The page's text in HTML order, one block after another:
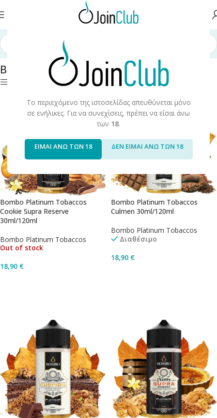
Το περιεχόμενο της ιστοσελίδας απευθύνεται μόνο
σε ενήλικες. Για να συνεχίσεις, πρέπει να είσαι άνω
των 18.
ΕΙΜΑΙ ΑΝΩ ΤΩΝ 18 ΔΕΝ ΕΙΜΑΙ ΑΝΩ ΤΩΝ 18
Long Fills 120ml Bombo Platinum Tobaccos
Bombo Platinum Tobaccos
Bombo Platinum Tobaccos
Cookie Supra Reserve
30ml/120ml
Bombo Platinum Tobaccos
Out of stock
18,90 €
Bombo Platinum Tobaccos
Culmen 30ml/120ml
Bombo Platinum Tobaccos
Διαθέσιμο
18,90 €